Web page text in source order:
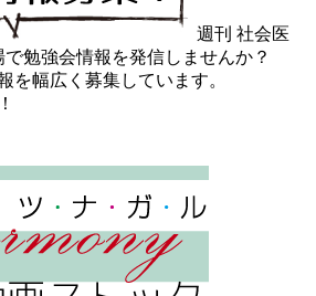
週刊 社会医
勉強会情報を発信しませんか？
を幅広く募集しています。